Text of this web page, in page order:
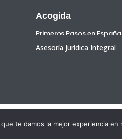
Acogida
Primeros Pasos en España
Asesoría Jurídica Integral
te damos la mejor experiencia